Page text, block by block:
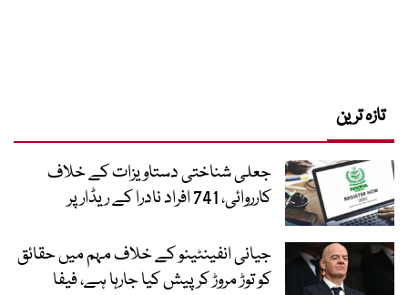
تازہ ترین
جعلی شناختی دستاویزات کے خلاف
کارروائی، 741 افراد نادرا کے ریڈار پر
جیانی انفینٹینو کے خلاف مہم میں حقائق
کو توڑ مروڑ کر پیش کیا جارہا ہے، فیفا